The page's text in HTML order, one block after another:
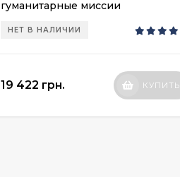
гуманитарные миссии
НЕТ В НАЛИЧИИ
19 422 грн. КУПИТЬ